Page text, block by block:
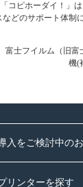
コピホーダイ！」
どのサポート体制
富士フイルム（旧
機(
入をご検討中の
リンターを探す